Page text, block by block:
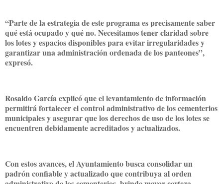
“Parte de la estrategia de este programa es precisamente saber
qué está ocupado y qué no. Necesitamos tener claridad sobre
los lotes y espacios disponibles para evitar irregularidades y
garantizar una administración ordenada de los panteones”,
expresó.
Rosaldo García explicó que el levantamiento de información
permitirá fortalecer el control administrativo de los cementerios
municipales y asegurar que los derechos de uso de los lotes se
encuentren debidamente acreditados y actualizados.
Con estos avances, el Ayuntamiento busca consolidar un
padrón confiable y actualizado que contribuya al orden